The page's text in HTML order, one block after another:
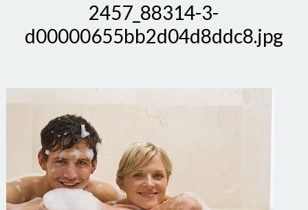
2457_88314-3-
d00000655bb2d04d8ddc8.jpg